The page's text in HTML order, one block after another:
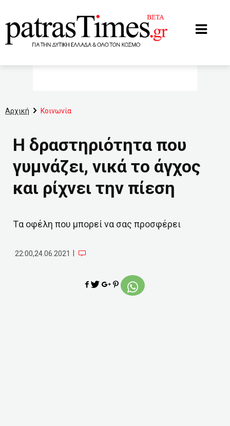
Αρχική Κοινωνία
Η δραστηριότητα που
γυμνάζει, νικά το άγχος
και ρίχνει την πίεση
Tα οφέλη που μπορεί να σας προσφέρει
22:00,24.06.2021